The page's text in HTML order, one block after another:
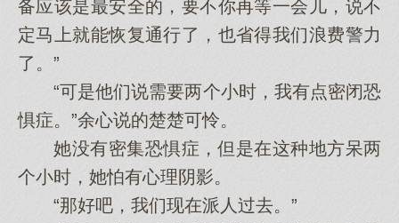
备应该是最安全的，要不你再等一会儿，说不
定马上就能恢复通行了，也省得我们浪费警力
了。”
“可是他们说需要两个小时，我有点密闭恐
惧症。”余心说的楚楚可怜。
她没有密集恐惧症，但是在这种地方呆两
个小时，她怕有心理阴影。
“那好吧，我们现在派人过去。”